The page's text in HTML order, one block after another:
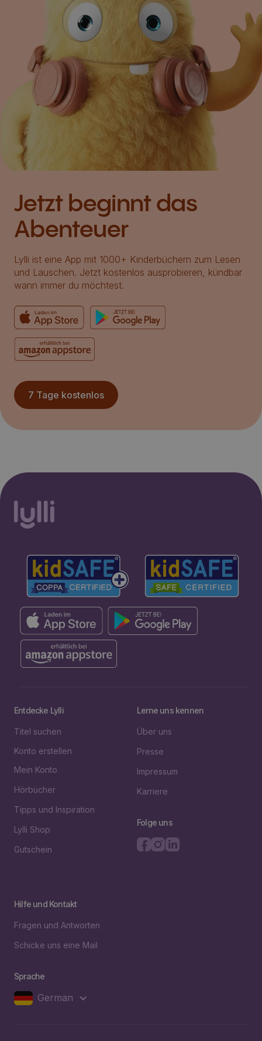
Jetzt beginnt das
Abenteuer
Lylli ist eine App mit 1000+ Kinderbüchern zum Lesen
und Lauschen. Jetzt kostenlos ausprobieren, kündbar
wann immer du möchtest.
7 Tage kostenlos
Entdecke Lylli
Titel suchen
Konto erstellen
Mein Konto
Hörbücher
Tipps und Inspiration
Lylli Shop
Gutschein
Lerne uns kennen
Über uns
Presse
Impressum
Karriere
Folge uns
Hilfe und Kontakt
Fragen und Antworten
Schicke uns eine Mail
Sprache
German